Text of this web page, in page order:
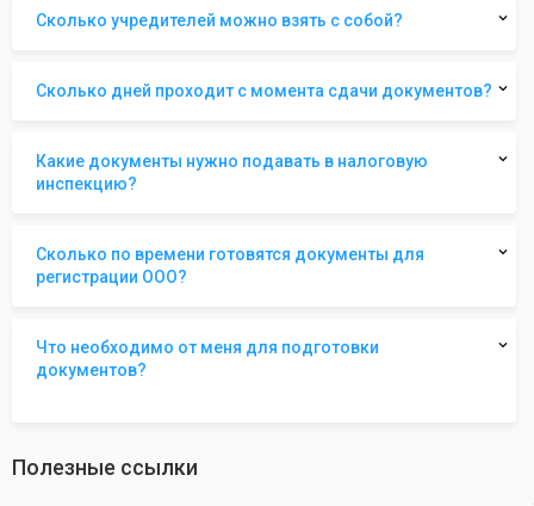
Сколько учредителей можно взять с собой?
Сколько дней проходит с момента сдачи документов?
Какие документы нужно подавать в налоговую
инспекцию?
Сколько по времени готовятся документы для
регистрации ООО?
Что необходимо от меня для подготовки
документов?
Полезные ссылки